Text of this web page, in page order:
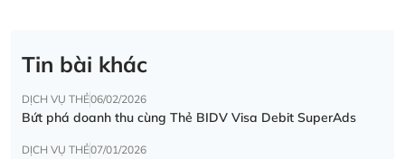
Tin bài khác
DỊCH VỤ THẺ06/02/2026
Bứt phá doanh thu cùng Thẻ BIDV Visa Debit SuperAds
DỊCH VỤ THẺ07/01/2026